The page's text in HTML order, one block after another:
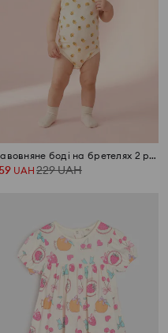
Бавовняне боді на бретелях 2 pack
UAH 229UAH